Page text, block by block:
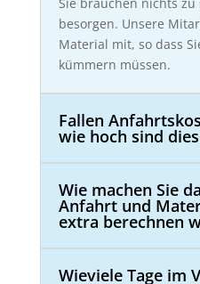
besorgen. Unsere
Material mit, so dass
kümmern müssen.
Fallen
wie hoch sind
Wie machen Sie
Anfahrt und
extra berechnen
Wieviele Tage im